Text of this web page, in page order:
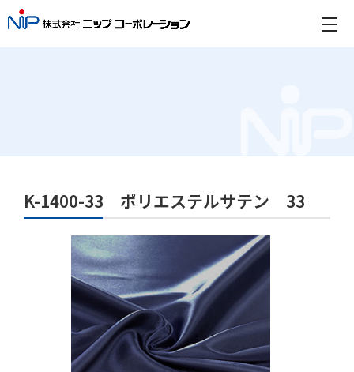
K-1400-33 ポリエステルサテン 33